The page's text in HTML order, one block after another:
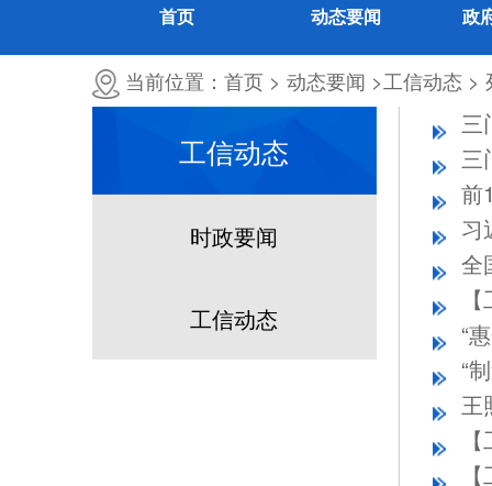
首页 动态要闻 政
当前位置：首页 > 动态要闻 >工信动态 >
工信动态
时政要闻
工信动态
前
全
“
“
王